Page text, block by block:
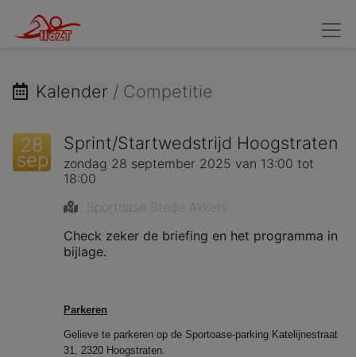
Wedstrijdzwemmers
Kalender / Competitie
28
sep
Sprint/Startwedstrijd Hoogstraten
zondag 28 september 2025 van 13:00 tot
18:00
Sportoase Stede Akkers
Check zeker de briefing en het programma in
bijlage.
Parkeren
Gelieve te parkeren op de Sportoase-parking Katelijnestraat
31, 2320 Hoogstraten.